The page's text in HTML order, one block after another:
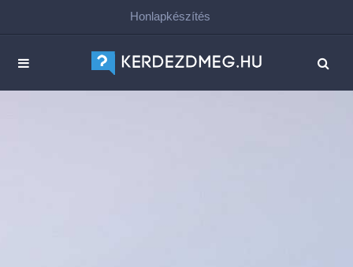
Honlapkészítés